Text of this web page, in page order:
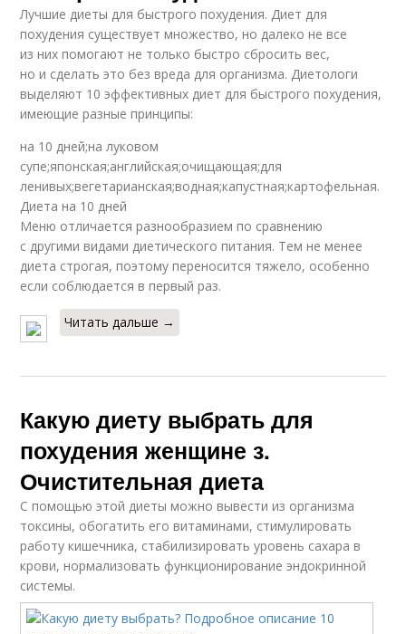
Лучшие диеты для быстрого похудения. Диет для
похудения существует множество, но далеко не все
из них помогают не только быстро сбросить вес,
но и сделать это без вреда для организма. Диетологи
выделяют 10 эффективных диет для быстрого похудения,
имеющие разные принципы:
на 10 дней;на луковом
супе;японская;английская;очищающая;для
ленивых;вегетарианская;водная;капустная;картофельная.
Диета на 10 дней
Меню отличается разнообразием по сравнению
с другими видами диетического питания. Тем не менее
диета строгая, поэтому переносится тяжело, особенно
если соблюдается в первый раз.
Читать дальше →
Какую диету выбрать для
похудения женщине з.
Очистительная диета
С помощью этой диеты можно вывести из организма
токсины, обогатить его витаминами, стимулировать
работу кишечника, стабилизировать уровень сахара в
крови, нормализовать функционирование эндокринной
системы.